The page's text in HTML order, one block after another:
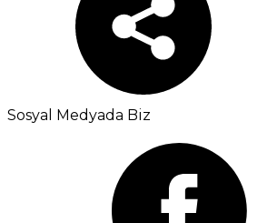
Sosyal Medyada Biz